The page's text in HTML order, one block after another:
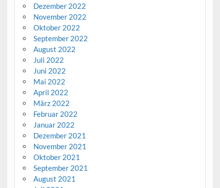
Dezember 2022
November 2022
Oktober 2022
September 2022
August 2022
Juli 2022
Juni 2022
Mai 2022
April 2022
März 2022
Februar 2022
Januar 2022
Dezember 2021
November 2021
Oktober 2021
September 2021
August 2021